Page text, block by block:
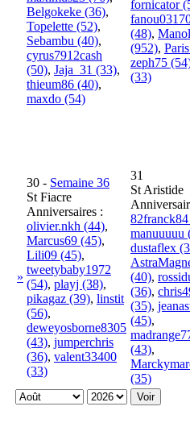
Belgokeke (36),
Topelette (52),
Sebambu (40),
cyrus7912cash
(50), Jaja_31 (33),
thieum86 (40),
maxdo (54)
fornicator
(48),
(952),
zeph75
(33)
»
30 - Semaine 36
St Fiacre
Anniversaires :
olivier.nkh (44),
Marcus69 (45),
Lili09 (45),
tweetybaby1972
(54), playj (38),
pikagaz (39), linstit
(56),
deweyosborne8305
(43), jumperchris
(36), valent33400
(33)
31
St Aristide
manuuuuu
dustaflex
(40),
(36),
(35),
(45),
(43),
(35)